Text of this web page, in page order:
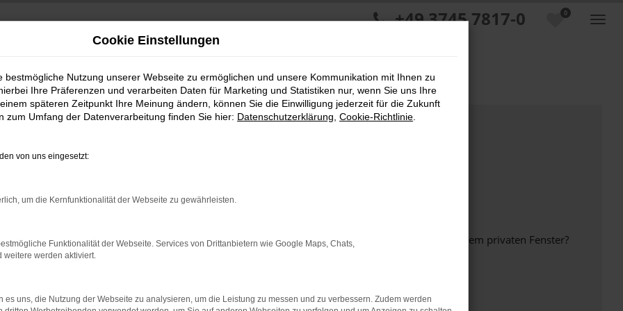
0
+49 3745 7817-0
bestimmter Seiten verhindern. Funktioniert die Seite in einem anderen Browser oder in einem privaten Fenster?
beheben.
auf dem neuesten Stand sind.
Cookie Einstellungen
bestmögliche Nutzung unserer Webseite zu ermöglichen und unsere Kommunikation mit Ihnen zu
Ihre Präferenzen und verarbeiten Daten für Marketing und Statistiken nur, wenn Sie uns Ihre
späteren Zeitpunkt Ihre Meinung ändern, können Sie die Einwilligung jederzeit für die Zukunft
zum Umfang der Datenverarbeitung finden Sie hier: Datenschutzerklärung Cookie-Richtlinie
von uns eingesetzt:
um die Kernfunktionalität der Webseite zu gewährleisten.
Funktionalität der Webseite. Services von Drittanbietern wie Google Maps, Chats,
weitere werden aktiviert.
es uns, die Nutzung der Webseite zu analysieren, um die Leistung zu messen und zu verbessern. Zudem werden